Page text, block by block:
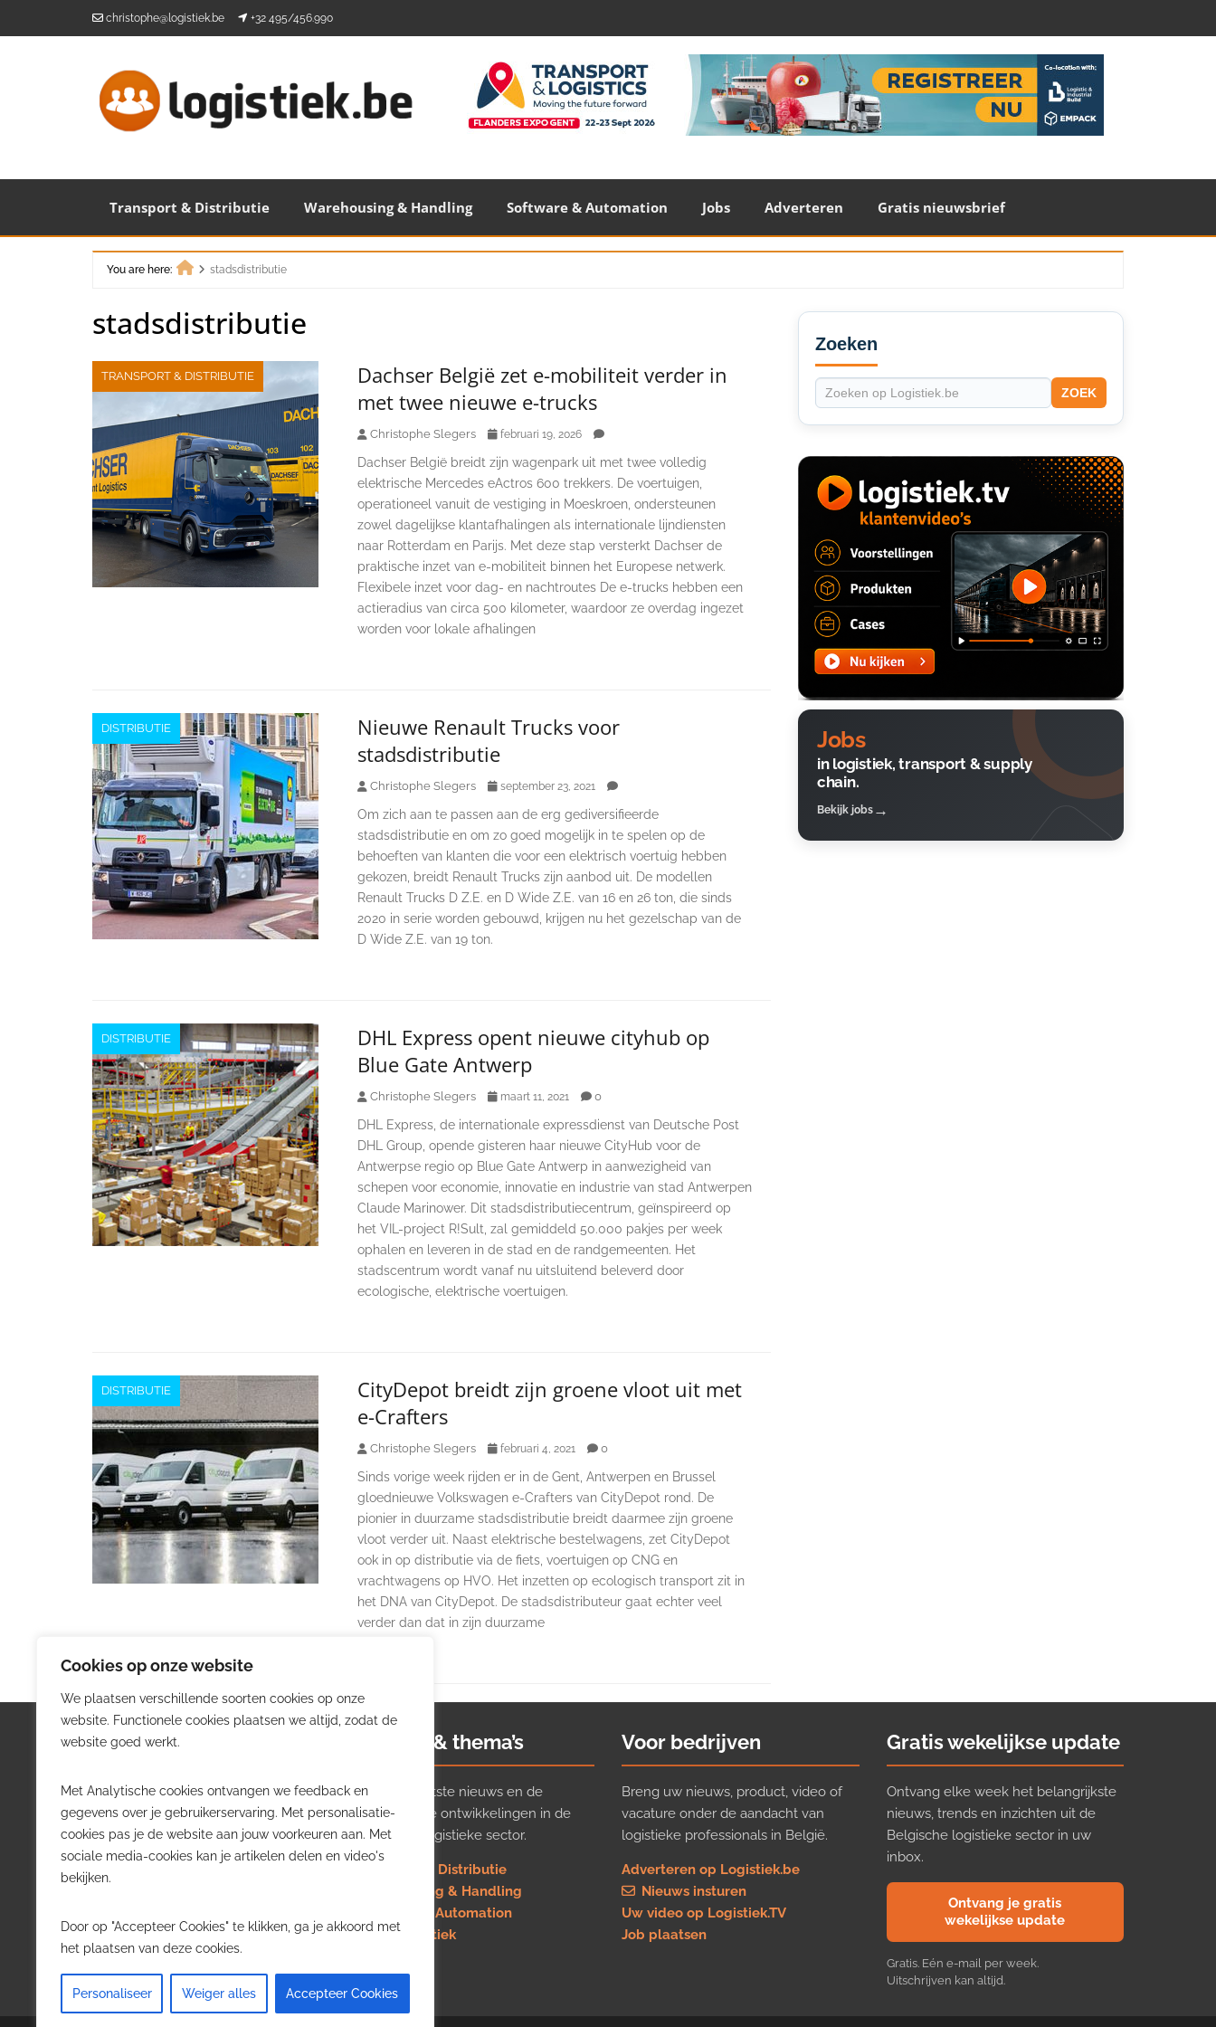
Cookies op onze website
We plaatsen verschillende soorten cookies op onze
website. Functionele cookies plaatsen we altijd, zodat de
website goed werkt.
Met Analytische cookies ontvangen we feedback en
gegevens over je gebruikerservaring. Met personalisatie-
cookies pas je de website aan jouw voorkeuren aan. Met
sociale media-cookies kan je artikelen delen en video's
bekijken.
Door op "Accepteer Cookies" te klikken, ga je akkoord met
het plaatsen van deze cookies.
Personaliseer Weiger alles Accepteer Cookies
christophe@logistiek.be +32 495/456.990
Transport & Distributie Warehousing & Handling Software & Automation Jobs Adverteren Gratis nieuwsbrief
You are here:
stadsdistributie
stadsdistributie
TRANSPORT & DISTRIBUTIE
Dachser België zet e-mobiliteit verder in
met twee nieuwe e-trucks
Christophe Slegers februari 19, 2026
Dachser België breidt zijn wagenpark uit met twee volledig
elektrische Mercedes eActros 600 trekkers. De voertuigen,
operationeel vanuit de vestiging in Moeskroen, ondersteunen
zowel dagelijkse klantafhalingen als internationale lijndiensten
naar Rotterdam en Parijs. Met deze stap versterkt Dachser de
praktische inzet van e-mobiliteit binnen het Europese netwerk.
Flexibele inzet voor dag- en nachtroutes De e-trucks hebben een
actieradius van circa 500 kilometer, waardoor ze overdag ingezet
worden voor lokale afhalingen
DISTRIBUTIE
Nieuwe Renault Trucks voor
stadsdistributie
Christophe Slegers september 23, 2021
Om zich aan te passen aan de erg gediversifieerde
stadsdistributie en om zo goed mogelijk in te spelen op de
behoeften van klanten die voor een elektrisch voertuig hebben
gekozen, breidt Renault Trucks zijn aanbod uit. De modellen
Renault Trucks D Z.E. en D Wide Z.E. van 16 en 26 ton, die sinds
2020 in serie worden gebouwd, krijgen nu het gezelschap van de
D Wide Z.E. van 19 ton.
DISTRIBUTIE
DHL Express opent nieuwe cityhub op
Blue Gate Antwerp
Christophe Slegers maart 11, 2021 0
DHL Express, de internationale expressdienst van Deutsche Post
DHL Group, opende gisteren haar nieuwe CityHub voor de
Antwerpse regio op Blue Gate Antwerp in aanwezigheid van
schepen voor economie, innovatie en industrie van stad Antwerpen
Claude Marinower. Dit stadsdistributiecentrum, geïnspireerd op
het VIL-project R!Sult, zal gemiddeld 50.000 pakjes per week
ophalen en leveren in de stad en de randgemeenten. Het
stadscentrum wordt vanaf nu uitsluitend beleverd door
ecologische, elektrische voertuigen.
DISTRIBUTIE
CityDepot breidt zijn groene vloot uit met
e-Crafters
Christophe Slegers februari 4, 2021 0
Sinds vorige week rijden er in de Gent, Antwerpen en Brussel
gloednieuwe Volkswagen e-Crafters van CityDepot rond. De
pionier in duurzame stadsdistributie breidt daarmee zijn groene
vloot verder uit. Naast elektrische bestelwagens, zet CityDepot
ook in op distributie via de fiets, voertuigen op CNG en
vrachtwagens op HVO. Het inzetten op ecologisch transport zit in
het DNA van CityDepot. De stadsdistributeur gaat echter veel
verder dan dat in zijn duurzame
Secondary
Sidebar
Zoeken
ZOEK
Jobs
in logistiek, transport & supply
chain.
Bekijk jobs
Logistiek.be
Logistiek.be brengt dagelijks nieuws,
trends en praktijkverhalen over
transport, warehousing, supply chain
en automatisering in België.
willen volgen.
Nieuws & thema’s
Volg het laatste nieuws en de
belangrijkste ontwikkelingen in de
Belgische logistieke sector.
Transport & Distributie
Warehousing & Handling
Software & Automation
Job in logistiek
Voor bedrijven
Breng uw nieuws, product, video of
vacature onder de aandacht van
logistieke professionals in België.
Adverteren op Logistiek.be
Nieuws insturen
Uw video op Logistiek.TV
Job plaatsen
Gratis wekelijkse update
Ontvang elke week het belangrijkste
nieuws, trends en inzichten uit de
Belgische logistieke sector in uw
inbox.
Ontvang je gratis
wekelijkse update
Gratis. Eén e-mail per week.
Uitschrijven kan altijd.